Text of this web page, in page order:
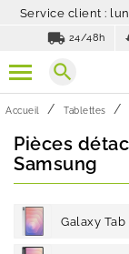
Service client :
local_shipping 24/48h
search
Accueil Tablettes
Pièces
Samsung
Galaxy Tab